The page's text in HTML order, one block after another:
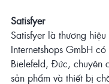
Satisfyer
Satisfyer là thương
Internetshops GmbH
Bielefeld, Đức, chuyên
sản phẩm và thiết bị